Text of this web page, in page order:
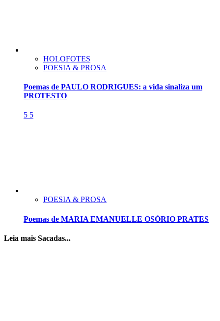
HOLOFOTES
POESIA & PROSA
Poemas de PAULO RODRIGUES: a vida sinaliza um
PROTESTO
5 5
POESIA & PROSA
Poemas de MARIA EMANUELLE OSÓRIO PRATES
Leia mais Sacadas...